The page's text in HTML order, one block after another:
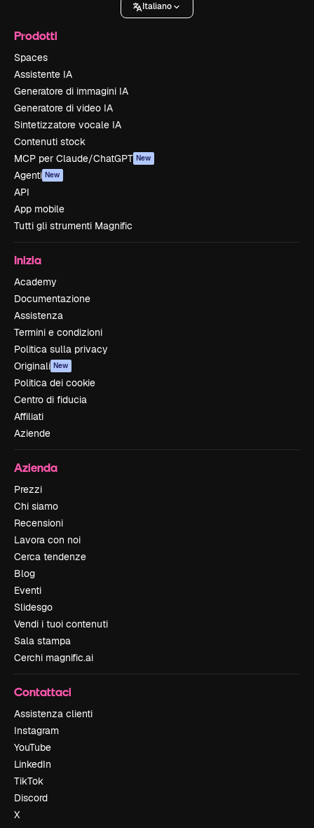
Italiano
Prodotti
Spaces
Assistente IA
Generatore di immagini IA
Generatore di video IA
Sintetizzatore vocale IA
Contenuti stock
MCP per Claude/ChatGPT New
Agenti New
API
App mobile
Tutti gli strumenti Magnific
Inizia
Academy
Documentazione
Assistenza
Termini e condizioni
Politica sulla privacy
Originali New
Politica dei cookie
Centro di fiducia
Affiliati
Aziende
Azienda
Prezzi
Chi siamo
Recensioni
Lavora con noi
Cerca tendenze
Blog
Eventi
Slidesgo
Vendi i tuoi contenuti
Sala stampa
Cerchi magnific.ai
Contattaci
Assistenza clienti
Instagram
YouTube
LinkedIn
TikTok
Discord
X